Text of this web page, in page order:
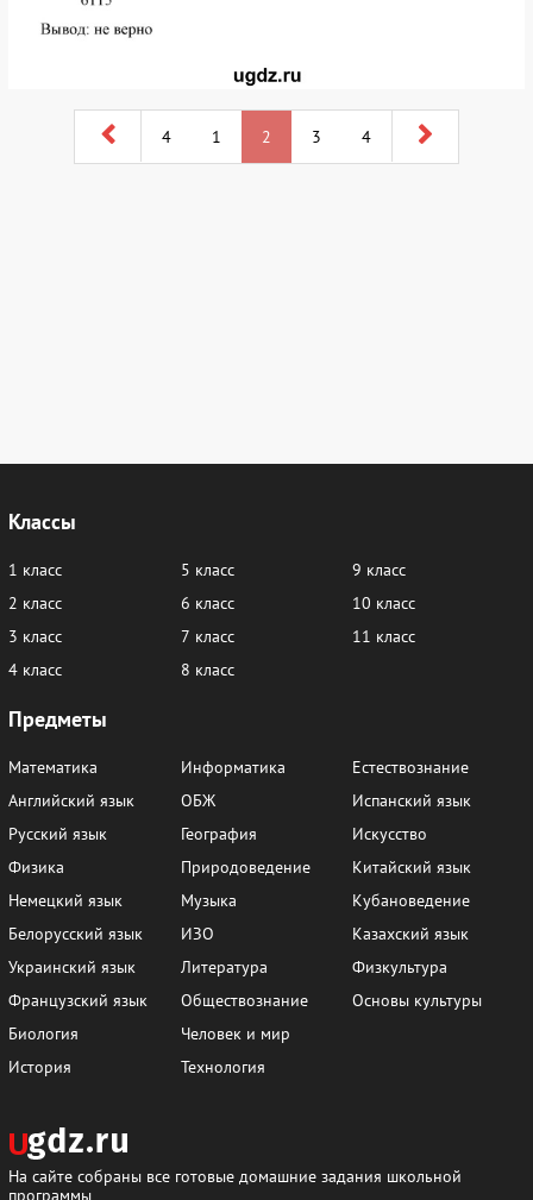
4 1 2 3 4
Классы
1 класс
2 класс
3 класс
4 класс
5 класс
6 класс
7 класс
8 класс
9 класс
10 класс
11 класс
Предметы
Математика
Английский язык
Русский язык
Физика
Немецкий язык
Белорусский язык
Украинский язык
Французский язык
Биология
История
Информатика
ОБЖ
География
Природоведение
Музыка
ИЗО
Литература
Обществознание
Человек и мир
Технология
Естествознание
Испанский язык
Искусство
Китайский язык
Кубановедение
Казахский язык
Физкультура
Основы культуры
На сайте собраны все готовые домашние задания школьной
программы